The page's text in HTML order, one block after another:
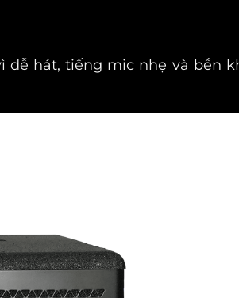
dễ hát, tiếng mic nhẹ và bền